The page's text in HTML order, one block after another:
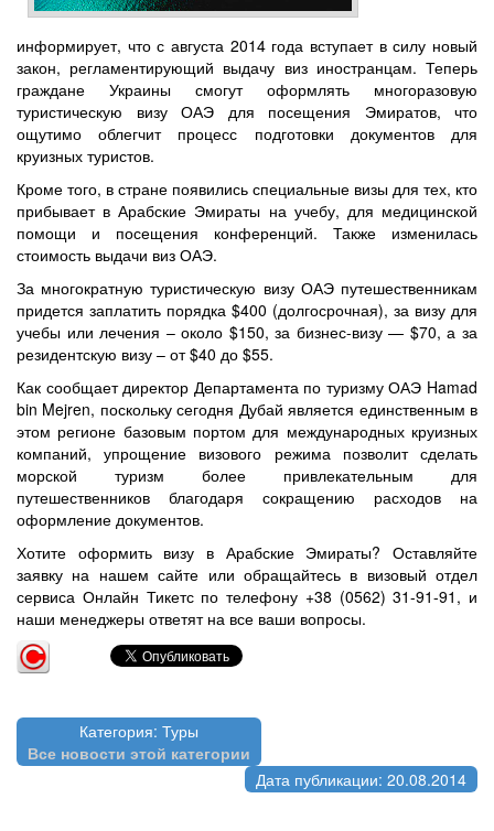
информирует, что с августа 2014 года вступает в силу новый
закон, регламентирующий выдачу виз иностранцам. Теперь
граждане Украины смогут оформлять многоразовую
туристическую визу ОАЭ для посещения Эмиратов, что
ощутимо облегчит процесс подготовки документов для
круизных туристов.
Кроме того, в стране появились специальные визы для тех, кто
прибывает в Арабские Эмираты на учебу, для медицинской
помощи и посещения конференций. Также изменилась
стоимость выдачи виз ОАЭ.
За многократную туристическую визу ОАЭ путешественникам
придется заплатить порядка $400 (долгосрочная), за визу для
учебы или лечения – около $150, за бизнес-визу — $70, а за
резидентскую визу – от $40 до $55.
Как сообщает директор Департамента по туризму ОАЭ Hamad
bin Mejren, поскольку сегодня Дубай является единственным в
этом регионе базовым портом для международных круизных
компаний, упрощение визового режима позволит сделать
морской туризм более привлекательным для
путешественников благодаря сокращению расходов на
оформление документов.
Хотите оформить визу в Арабские Эмираты? Оставляйте
заявку на нашем сайте или обращайтесь в визовый отдел
сервиса Онлайн Тикетс по телефону +38 (0562) 31-91-91, и
наши менеджеры ответят на все ваши вопросы.
Категория: Туры
Все новости этой категории
Дата публикации: 20.08.2014